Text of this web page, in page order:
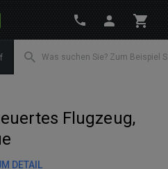
Flugzeug,
DETAIL